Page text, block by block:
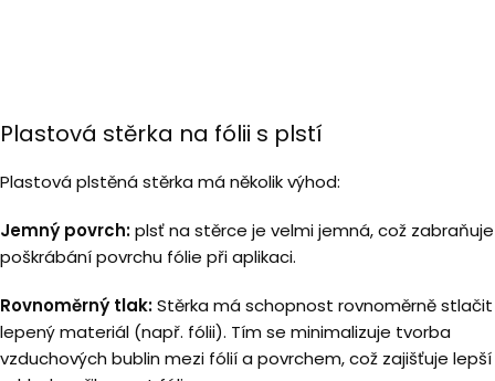
Plastová stěrka na fólii s plstí
Plastová plstěná stěrka má několik výhod:
Jemný povrch:plsť na stěrce je velmi jemná, což zabraňuje
poškrábání povrchu fólie při aplikaci.
Rovnoměrný tlak:Stěrka má schopnost rovnoměrně stlačit
lepený materiál (např. fólii). Tím se minimalizuje tvorba
vzduchových bublin mezi fólií a povrchem, což zajišťuje lepší